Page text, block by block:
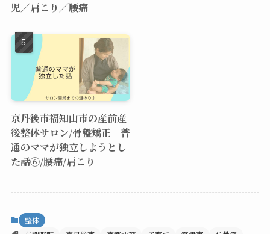
児／肩こり／腰痛
京丹後市福知山市の産前産
後整体サロン/骨盤矯正 普
通のママが独立しようとし
た話⑥/腰痛/肩こり
整体